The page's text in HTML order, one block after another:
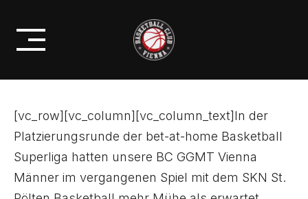
content
AUSWÄRTSSPIEL ZU
ERWARTEN
[vc_row][vc_column][vc_column_text]In der
Platzierungsrunde der bet-at-home Basketball
Superliga hatten unsere BC GGMT Vienna
Männer im vergangenen Spiel mit dem SKN St.